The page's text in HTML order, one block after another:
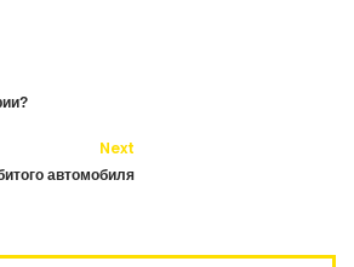
Next
автомобиля